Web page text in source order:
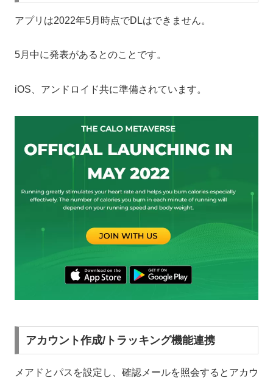
アプリは2022年5月時点でDLはできません。
5月中に発表があるとのことです。
iOS、アンドロイド共に準備されています。
アカウント作成/トラッキング機能連携
メアドとパスを設定し、確認メールを照会するとアカウ